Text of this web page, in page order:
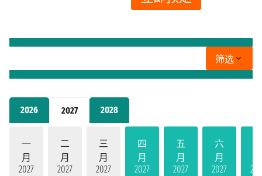
2026 2027 2028
一
月
2027
二
月
2027
三
月
2027
四
月
2027
五
月
2027
六
月
2027
筛选